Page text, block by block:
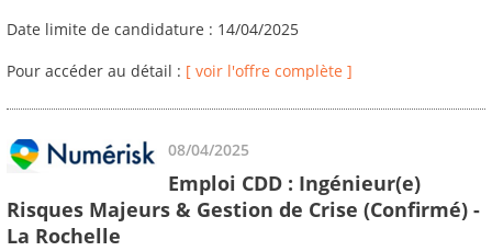
Date limite de candidature : 14/04/2025
Pour accéder au détail : [ voir l'offre complète ]
08/04/2025
Emploi CDD : Ingénieur(e)
Risques Majeurs & Gestion de Crise (Confirmé) -
La Rochelle